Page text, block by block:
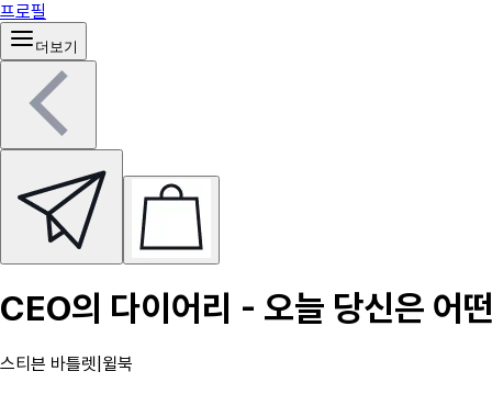
프로필
더보기
CEO의 다이어리 - 오늘 당신은 어
스티븐 바틀렛 윌북